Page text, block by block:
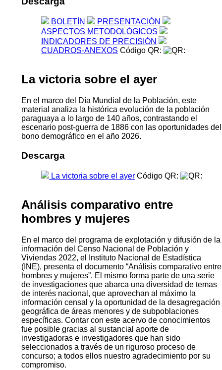
BOLETÍN
PRESENTACIÓN
ASPECTOS METODOLÓGICOS
INDICADORES DE PRECISIÓN
CUADROS-ANEXOS Código QR:
La victoria sobre el ayer
En el marco del Día Mundial de la Población, este
material analiza la histórica evolución de la población
paraguaya a lo largo de 140 años, contrastando el
escenario post-guerra de 1886 con las oportunidades del
bono demográfico en el año 2026.
Descarga
La victoria sobre el ayer Código QR:
Análisis comparativo entre
hombres y mujeres
En el marco del programa de explotación y difusión de la
información del Censo Nacional de Población y
Viviendas 2022, el Instituto Nacional de Estadística
(INE), presenta el documento “Análisis comparativo entre
hombres y mujeres”. El mismo forma parte de una serie
de investigaciones que abarca una diversidad de temas
de interés nacional, que aprovechan al máximo la
información censal y la oportunidad de la desagregación
geográfica de áreas menores y de subpoblaciones
específicas. Contar con este acervo de conocimientos
fue posible gracias al sustancial aporte de
investigadoras e investigadores que han sido
seleccionados a través de un riguroso proceso de
concurso; a todos ellos nuestro agradecimiento por su
compromiso.